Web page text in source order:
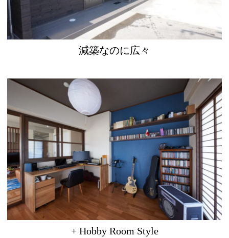
減築なのに広々
+ Hobby Room Style